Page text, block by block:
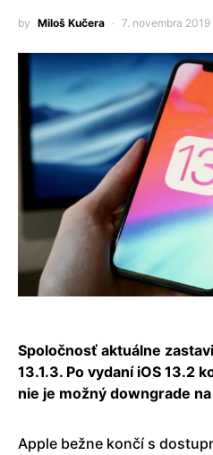
by Miloš Kučera 7. novembra 2019
Spoločnosť aktuálne
13.1.3. Po vydaní iOS 13.2
nie je možný downgrade
Apple bežne končí s